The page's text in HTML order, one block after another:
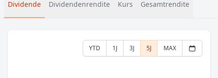
Dividende Dividendenrendite Kurs Gesamtrendite
YTD 1J 3J 5J MAX